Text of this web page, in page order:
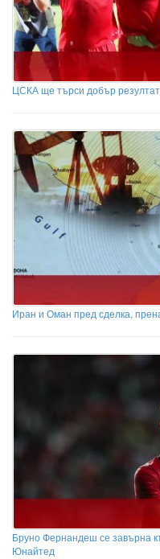
ЦСКА ще търси добър
Иран и Оман пред сделка,
Бруно Фернандеш се завърна
Юнайтед